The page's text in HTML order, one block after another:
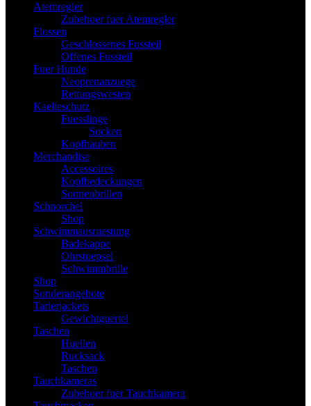
Atemregler
Zubehoer fuer Atemregler
Flossen
Geschlossenes Fussteil
Offenes Fussteil
Fuer Hunde
Neoprenanzuege
Rettungswesten
Kaelteschutz
Fuesslinge
Socken
Kopfhauben
Merchandise
Accessoires
Kopfbedeckungen
Sonnenbrillen
Schnorchel
Shop
Schwimmausruestung
Badekappe
Ohrstoepsel
Schwimmbrille
Shop
Sonderangebote
Tarierjackets
Gewichtguertel
Taschen
Huellen
Rucksack
Taschen
Tauchkameras
Zubehoer fuer Tauchkamera